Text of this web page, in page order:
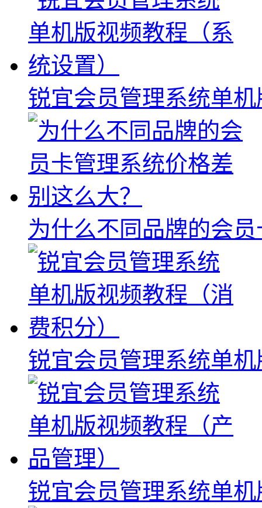
锐宜会员管理系统单
为什么不同品牌的会
锐宜会员管理系统单
锐宜会员管理系统单